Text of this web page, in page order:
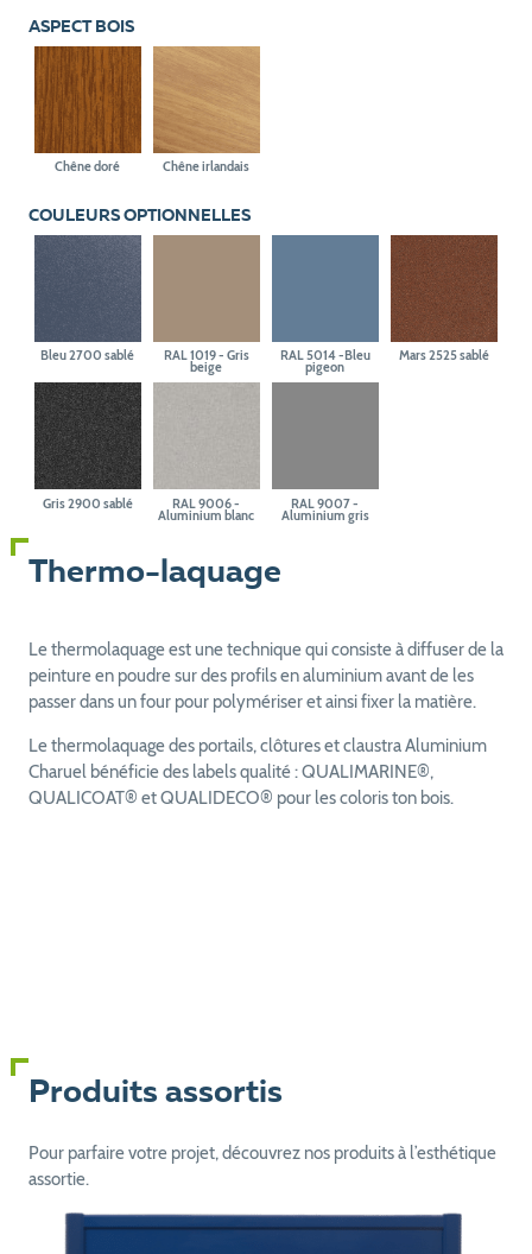
ASPECT BOIS
Chêne doré Chêne irlandais
COULEURS OPTIONNELLES
Bleu 2700 sablé RAL 1019 - Gris
beige
RAL 5014 -Bleu
pigeon
Mars 2525 sablé
Gris 2900 sablé RAL 9006 -
Aluminium blanc
RAL 9007 -
Aluminium gris
Thermo-laquage
Le thermolaquage est une technique qui consiste à diffuser de la
peinture en poudre sur des profils en aluminium avant de les
passer dans un four pour polymériser et ainsi fixer la matière.
Le thermolaquage des portails, clôtures et claustra Aluminium
Charuel bénéficie des labels qualité : QUALIMARINE®,
QUALICOAT® et QUALIDECO® pour les coloris ton bois.
Produits assortis
Pour parfaire votre projet, découvrez nos produits à l’esthétique
assortie.